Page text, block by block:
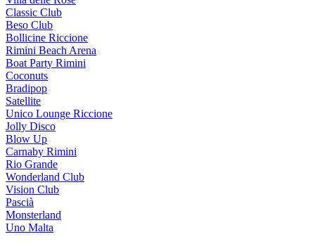
Classic Club
Beso Club
Bollicine Riccione
Rimini Beach Arena
Boat Party Rimini
Coconuts
Bradipop
Satellite
Unico Lounge Riccione
Jolly Disco
Blow Up
Carnaby Rimini
Rio Grande
Wonderland Club
Vision Club
Pascià
Monsterland
Uno Malta